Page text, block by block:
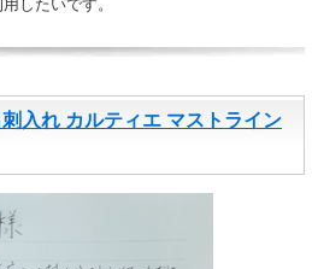
したいです。
入れ カルティエ マストライン